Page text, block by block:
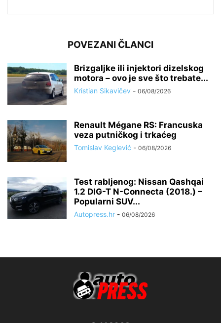
POVEZANI ČLANCI
Brizgaljke ili injektori dizelskog
motora – ovo je sve što trebate...
Kristian Sikavičev - 06/08/2026
Renault Mégane RS: Francuska
veza putničkog i trkaćeg
Tomislav Keglević - 06/08/2026
Test rabljenog: Nissan Qashqai
1.2 DIG-T N-Connecta (2018.) –
Popularni SUV...
Autopress.hr - 06/08/2026